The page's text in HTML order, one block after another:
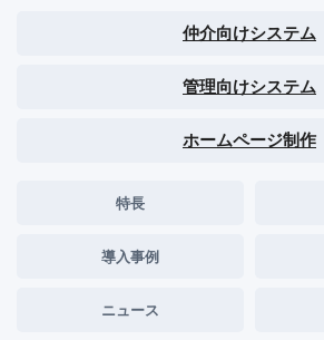
仲介向けシステム
管理向けシステム
ホームページ制作
特長
導入事例
ニュース